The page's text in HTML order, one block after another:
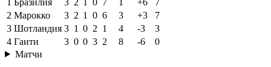
2 Марокко 3 2 1 0 6 3 +3
7
3 Шотландия 3 1 0 2 1 4 -3
3
4 Гаити 3 0 0 3 2 8 -6
0
Матчи